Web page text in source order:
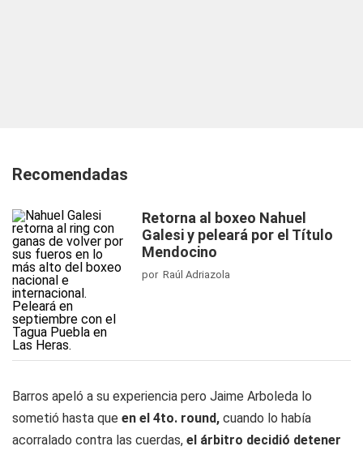
Recomendadas
Retorna al boxeo Nahuel
Galesi y peleará por el Título
Mendocino
por Raúl Adriazola
Barros apeló a su experiencia pero Jaime Arboleda lo
sometió hasta que en el 4to. round, cuando lo había
acorralado contra las cuerdas, el árbitro decidió detener